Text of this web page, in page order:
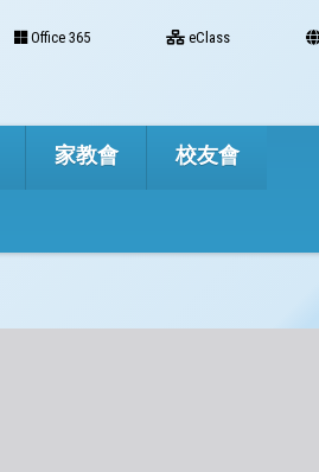
Office 365 eClass
家教會 校友會